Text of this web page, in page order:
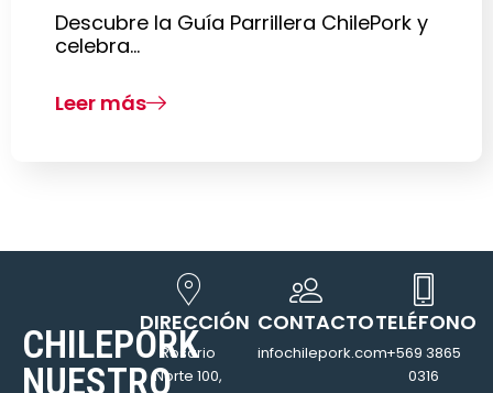
Descubre la Guía Parrillera ChilePork y
celebra…
Leer más
CHILEPORK
NUESTRO
DIRECCIÓN
Rosario
Norte 100,
CONTACTO
infochilepork.com
TELÉFONO
+569 3865
0316